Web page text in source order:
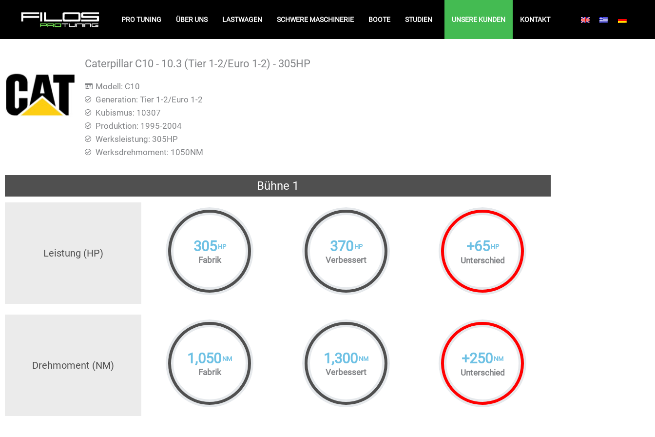
PRO TUNING ÜBER UNS LASTWAGEN SCHWERE MASCHINERIE BOOTE STUDIEN UNSERE KUNDEN KONTAKT
Caterpillar C10 - 10.3 (Tier 1-2/Euro 1-2) - 305HP
Modell: C10
Generation: Tier 1-2/Euro 1-2
Kubismus: 10307
Produktion: 1995-2004
Werksleistung: 305HP
Werksdrehmoment: 1050ΝΜ
Bühne 1
Leistung (HP) 305 HP
Fabrik
370 HP
Verbessert
+65 HP
Unterschied
Drehmoment (NM) 1,050 NM
Fabrik
1,300 NM
Verbessert
+250 NM
Unterschied